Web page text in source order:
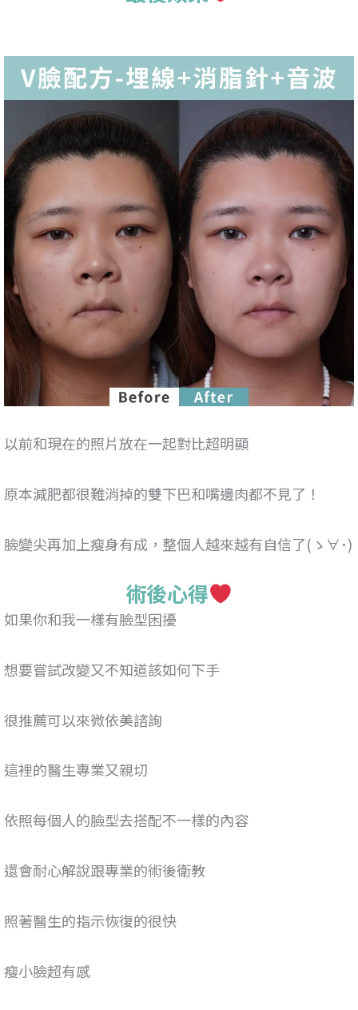
以前和現在的照片放在一起對比超明顯
原本減肥都很難消掉的雙下巴和嘴邊肉都不見了！
臉變尖再加上瘦身有成， 整個人越來越有自信了(ゝ∀･)
術後心得
如果你和我一樣有臉型困擾
想要嘗試改變又不知道該如何下手
很推薦可以來微依美諮詢
這裡的醫生專業又親切
依照每個人的臉型去搭配不一樣的內容
還會耐心解說跟專業的術後衛教
照著醫生的指示恢復的很快
瘦小臉超有感